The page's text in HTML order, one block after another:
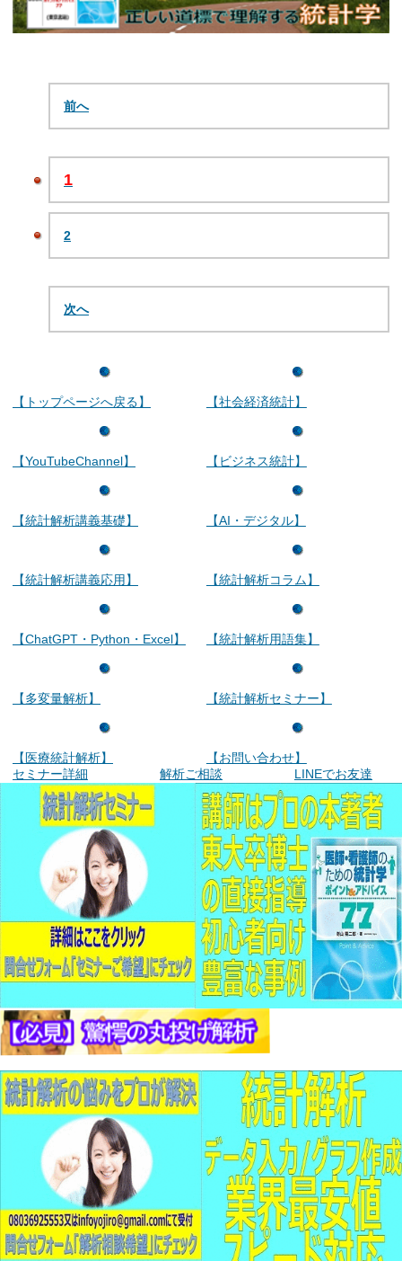
前へ
1
2
次へ
【トップページへ戻る】
【YouTubeChannel】
【統計解析講義基礎】
【統計解析講義応用】
【ChatGPT・Python・Excel】
【多変量解析】
【医療統計解析】
【社会経済統計】
【ビジネス統計】
【AI・デジタル】
【統計解析コラム】
【統計解析用語集】
【統計解析セミナー】
【お問い合わせ】
セミナー詳細
解析ご相談 LINEでお友達